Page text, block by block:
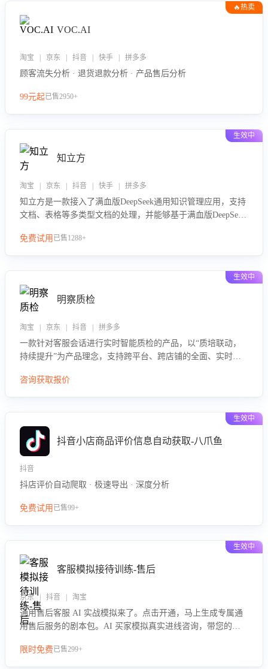
🔥热卖
VOC.AI
淘宝 | 京东 | 抖音 | 快手 | 拼多多
顾客流失分析 · 退货退款分析 · 产品售后分析
99元起已售2950+
生效中
知立方
淘宝 | 京东 | 抖音 | 快手 | 拼多多
知立方是一款接入了满血版DeepSeek通用知识管理应用，支持
文档、表格等多类型文档的处理，并能够基于满血版DeepSeek
助用户高效管理和利用知识资源。通过该产品，用户可以轻松
免费试用 已售1288+
生效中
明察质检
淘宝 | 京东 | 抖音 | 拼多多
一款针对客服会话进行实时智能质检的产品，以“质培联动，
持续提升”为产品理念，支持跨平台、跨店铺的全面、实时、
队的销服能力。
咨询获取报价
生效中
抖音小店商品评价信息自动获取-八爪鱼
抖音
抖店评价自动爬取 · 极速导出 · 深度分析
免费试用 已售99+
生效中
客服模拟接待训练-售后
京东 | 抖音 | 淘宝
通用售后客服 AI 实战模拟来了。点击开通，马上生成专属通
用售后服务的剧本包。AI 买家模拟真实进线咨询，带您的客
要点，轻松提升服务能力。
限时免费已售299+